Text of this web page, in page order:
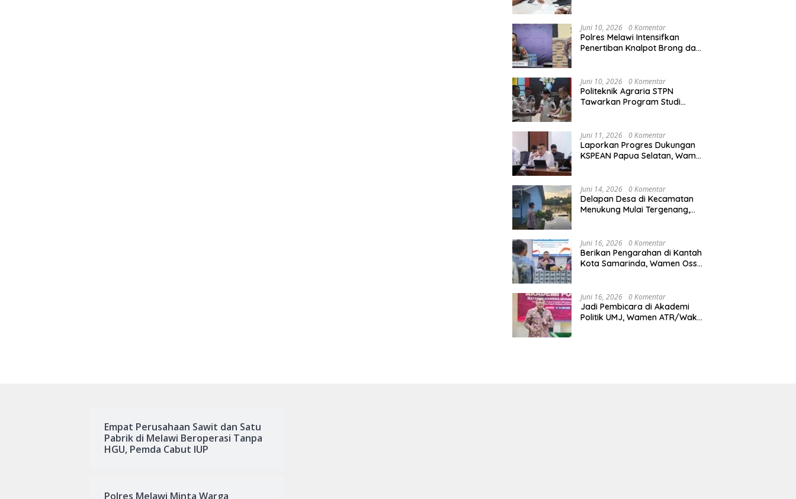
Juni 10, 2026 0 Komentar
Polres Melawi Intensifkan
Penertiban Knalpot Brong dan
Juni 10, 2026 0 Komentar
Politeknik Agraria STPN
Tawarkan Program Studi
Juni 11, 2026 0 Komentar
Laporkan Progres Dukungan
KSPEAN Papua Selatan, Wamen
Nasional
Juni 14, 2026 0 Komentar
Delapan Desa di Kecamatan
Menukung Mulai Tergenang,
Juni 16, 2026 0 Komentar
Berikan Pengarahan di Kantah
Kota Samarinda, Wamen Ossy:
Kalimantan Timur
Juni 16, 2026 0 Komentar
Jadi Pembicara di Akademi
Politik UMJ, Wamen ATR/Waka
Empat Perusahaan Sawit dan Satu
Pabrik di Melawi Beroperasi Tanpa
HGU, Pemda Cabut IUP
Polres Melawi Minta Warga